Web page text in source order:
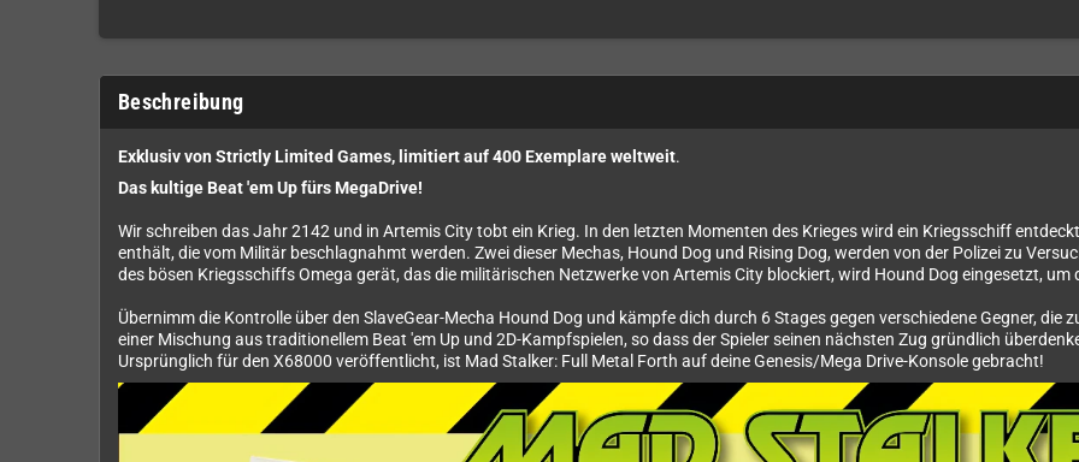
Beschreibung
Exklusiv von Strictly Limited Games, limitiert auf 400 Exemplare weltweit.
Das kultige Beat 'em Up fürs MegaDrive!
Wir schreiben das Jahr 2142 und in Artemis City tobt ein Krieg. In den letzten Momenten des Krieges wird ein Kriegsschiff
enthält, die vom Militär beschlagnahmt werden. Zwei dieser Mechas, Hound Dog und Rising Dog, werden von der Polizei zu
des bösen Kriegsschiffs Omega gerät, das die militärischen Netzwerke von Artemis City blockiert, wird Hound Dog eingesetzt,
Übernimm die Kontrolle über den SlaveGear-Mecha Hound Dog und kämpfe dich durch 6 Stages gegen verschiedene Gegner, die
einer Mischung aus traditionellem Beat 'em Up und 2D-Kampfspielen, so dass der Spieler seinen nächsten Zug gründlich
Ursprünglich für den X68000 veröffentlicht, ist Mad Stalker: Full Metal Forth auf deine Genesis/Mega Drive-Konsole gebracht!